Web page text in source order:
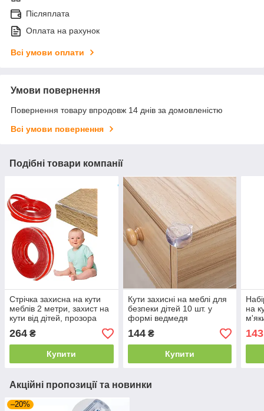
Післяплата
Оплата на рахунок
Всі умови оплати
Умови повернення
Повернення товару впродовж 14 днів за домовленістю
Всі умови повернення
Подібні товари компанії
Стрічка захисна на кути
меблів 2 метри, захист на
кути від дітей, прозора
клейка стрічка
264 ₴
Купити
Кути захисні на меблі для
безпеки дітей 10 шт. у
формі ведмедя
144₴
Купити
на
Акційні пропозиції та новинки
–20%